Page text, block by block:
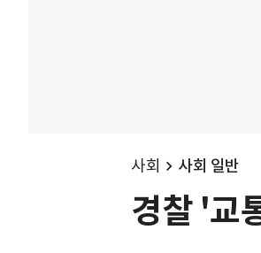
사회 사회 일반
경찰 '교